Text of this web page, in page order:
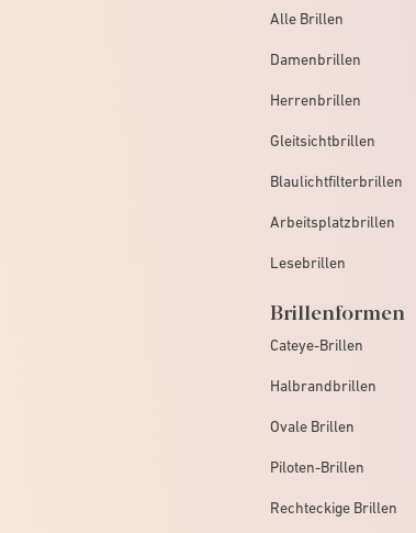
Alle Brillen
Damenbrillen
Herrenbrillen
Gleitsichtbrillen
Blaulichtfilterbrillen
Arbeitsplatzbrillen
Lesebrillen
Brillenformen
Cateye-Brillen
Halbrandbrillen
Ovale Brillen
Piloten-Brillen
Rechteckige Brillen